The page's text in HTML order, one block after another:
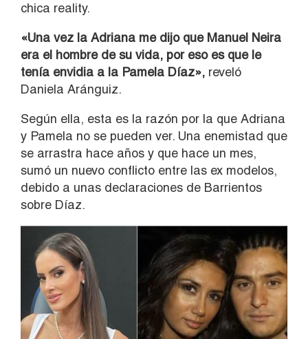
chica reality.
«Una vez la Adriana me dijo que Manuel Neira
era el hombre de su vida, por eso es que le
tenía envidia a la Pamela Díaz», reveló
Daniela Aránguiz.
Según ella, esta es la razón por la que Adriana
y Pamela no se pueden ver. Una enemistad que
se arrastra hace años y que hace un mes,
sumó un nuevo conflicto entre las ex modelos,
debido a unas declaraciones de Barrientos
sobre Díaz.